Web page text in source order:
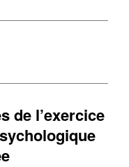
de l’exercice